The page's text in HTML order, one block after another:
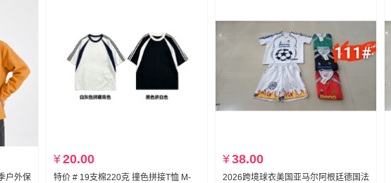
户外保
¥20.00
特价 # 19支棉220克 撞色拼接T恤 M-
¥38.00
2026跨境球衣美国亚马尔阿根廷德国法